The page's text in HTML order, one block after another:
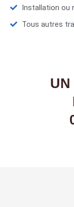
Installation ou
Tous autres
UN